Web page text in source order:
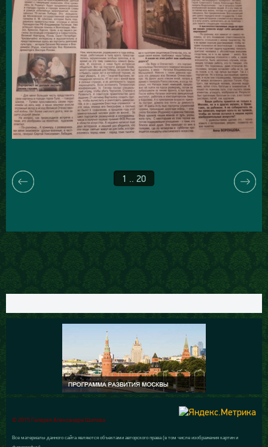
1 .. 20
© 2015 Галерея Александра Шилова
Все материалы данного сайта являются объектами авторского права (в том числе изображения картин и